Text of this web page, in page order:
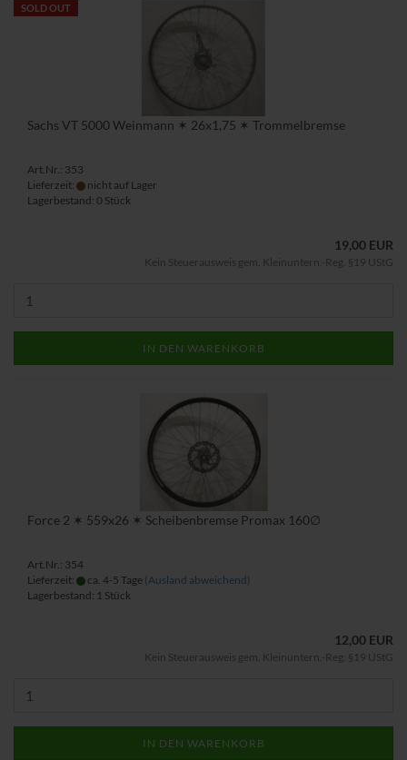
SOLD OUT
Sachs VT 5000 Weinmann ✶ 26x1,75 ✶ Trommelbremse
Art.Nr.: 353
Lieferzeit:
nicht auf Lager
Lagerbestand: 0 Stück
19,00 EUR
Kein Steuerausweis gem. Kleinuntern.-Reg. §19 UStG
IN DEN WARENKORB
Force 2 ✶ 559x26 ✶ Scheibenbremse Promax 160∅
Art.Nr.: 354
Lieferzeit:
ca. 4-5 Tage (Ausland abweichend)
Lagerbestand: 1 Stück
12,00 EUR
Kein Steuerausweis gem. Kleinuntern.-Reg. §19 UStG
IN DEN WARENKORB